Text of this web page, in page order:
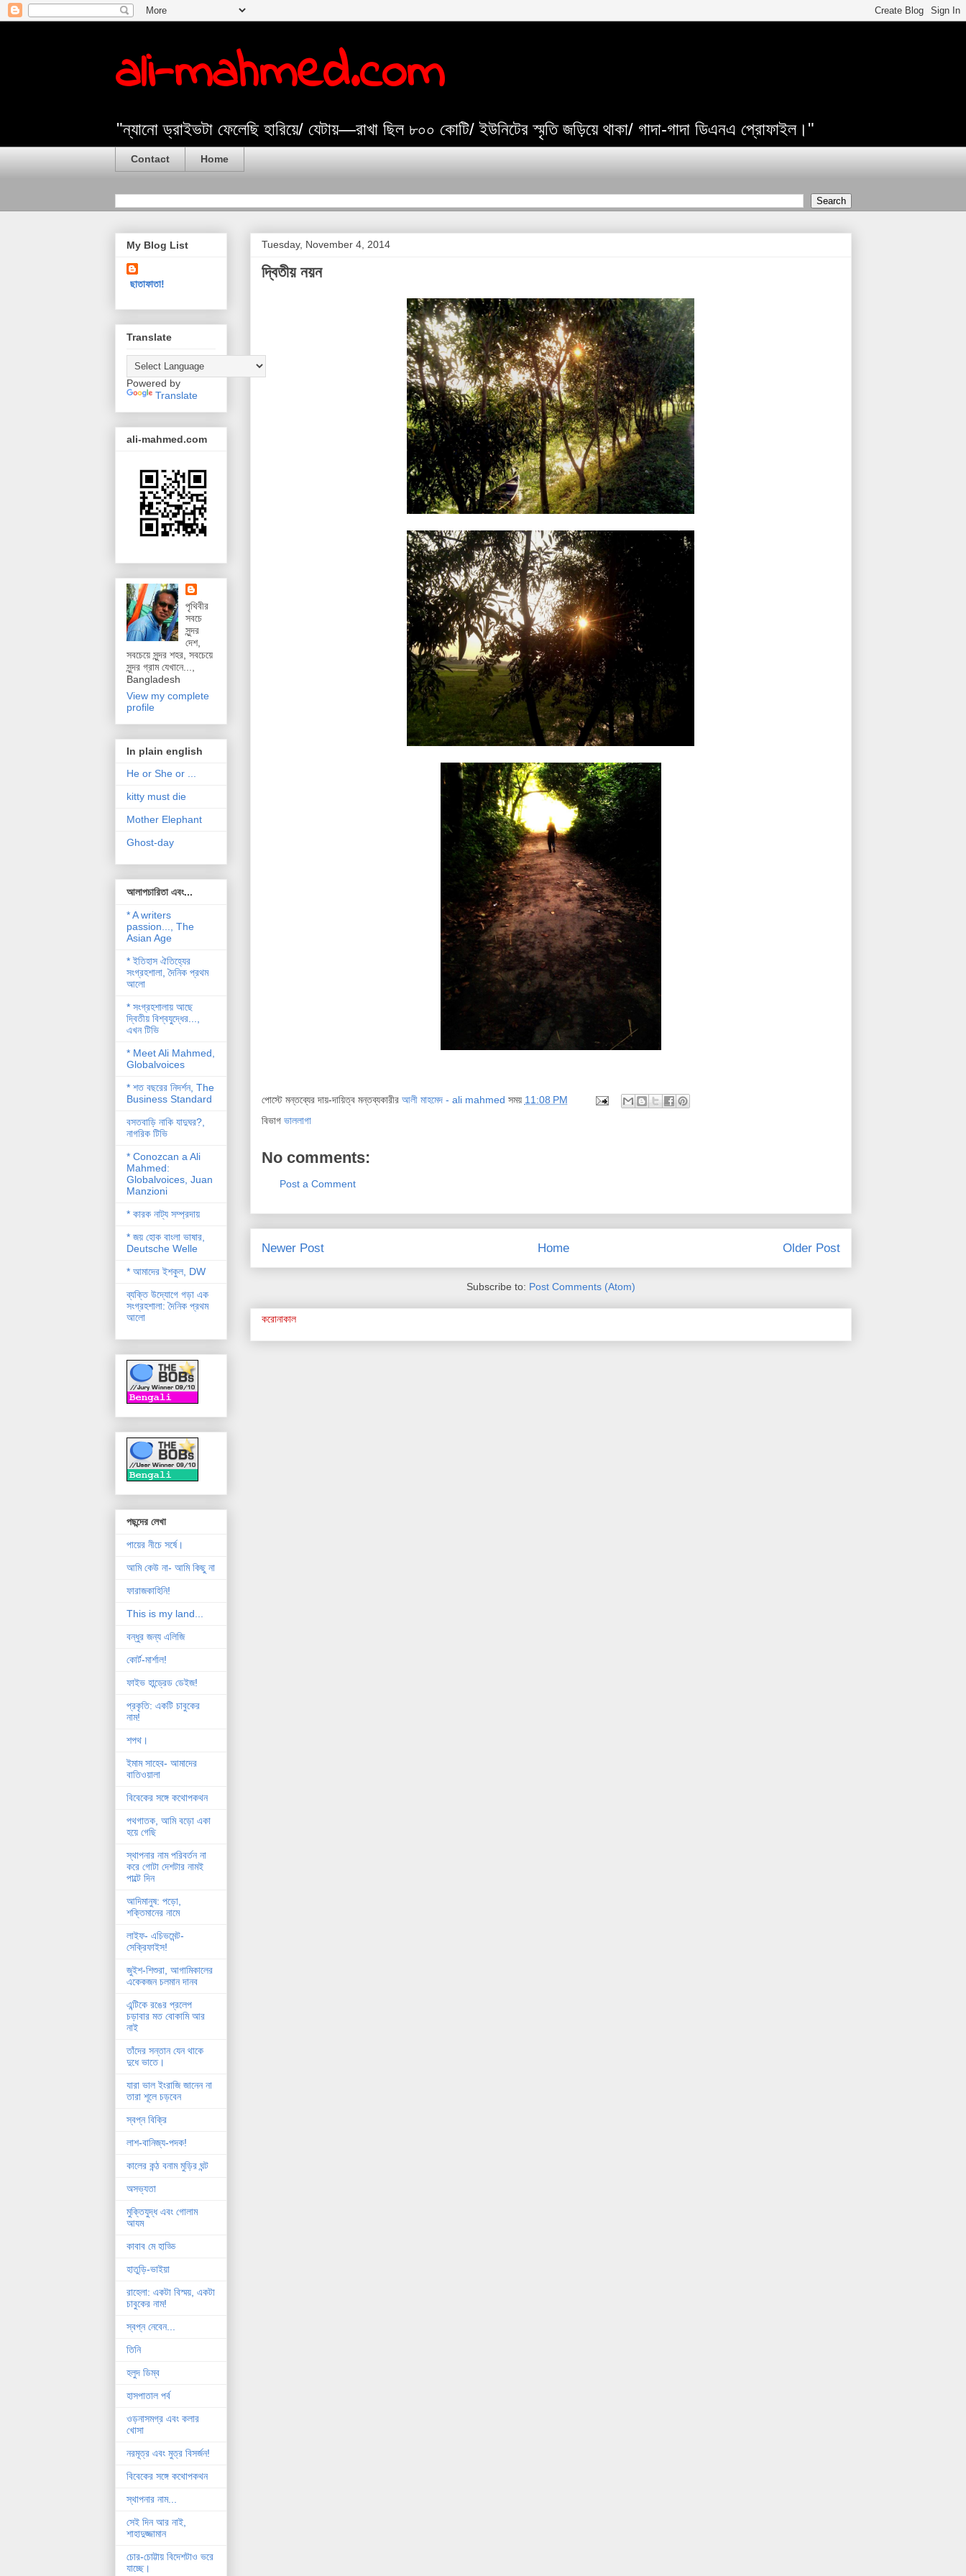
ali-mahmed.com
"ন্যানো ড্রাইভটা ফেলেছি হারিয়ে/ যেটায়—রাখা ছিল ৮০০ কোটি/ ইউনিটের স্মৃতি জড়িয়ে থাকা/ গাদা-গাদা ডিএনএ প্রোফাইল।"
Contact Home
Tuesday, November 4, 2014
দ্বিতীয় নয়ন
পোস্টে মন্তব্যের দায়-দায়িত্ব মন্তব্যকারীর আলী মাহমেদ - ali mahmed সময় 11:08 PM
বিভাগ ভাললাগা
No comments:
Post a Comment
Newer Post Older Post
Home
Subscribe to: Post Comments (Atom)
করোনাকাল
My Blog List
ছাতাফাতা!
Translate
Powered by
Translate
ali-mahmed.com
পৃথিবীর
সবচে
সুন্দর
দেশ,
সবচেয়ে সুন্দর শহর, সবচেয়ে
সুন্দর গ্রাম যেখানে...,
Bangladesh
View my complete
profile
In plain english
He or She or ...
kitty must die
Mother Elephant
Ghost-day
আলাপচারিতা এবং...
* A writers
passion..., The
Asian Age
* ইতিহাস ঐতিহ্যের
সংগ্রহশালা, দৈনিক প্রথম
আলো
* সংগ্রহশালায় আছে
দ্বিতীয় বিশ্বযু্দ্ধের...,
এখন টিভি
* Meet Ali Mahmed,
Globalvoices
* শত বছরের নিদর্শন, The
Business Standard
বসতবাড়ি নাকি যাদুঘর?,
নাগরিক টিভি
* Conozcan a Ali
Mahmed:
Globalvoices, Juan
Manzioni
* কারক নাট্য সম্প্রদায়
* জয় হোক বাংলা ভাষার,
Deutsche Welle
* আমাদের ইশকুল, DW
ব্যক্তি উদ্যোগে গড়া এক
সংগ্রহশালা: দৈনিক প্রথম
আলো
পছন্দের লেখা
পায়ের নীচে সর্ষে।
আমি কেউ না- আমি কিছু না
ফারাজকাহিনি!
This is my land...
বন্ধুর জন্য এলিজি
কোর্ট-মার্শাল!
ফাইভ হান্ড্রেড ডেইজ!
প্রকৃতি: একটি চাবুকের
নাম!
শপথ।
ইমাম সাহেব- আমাদের
বাতিওয়ালা
বিবেকের সঙ্গে কথোপকথন
পথগাতক, আমি বড়ো একা
হয়ে গেছি
স্থাপনার নাম পরিবর্তন না
করে গোটা দেশটার নামই
পাল্টে দিন
আদিমানুষ: পড়ো,
শক্তিমানের নামে
লাইফ- এচিভমেন্ট-
সেক্রিফাইস!
জুইশ-শিশুরা, আগামিকালের
একেকজন চলমান দানব
এন্টিকে রঙের প্রলেপ
চড়াবার মত বোকামি আর
নাই
তাঁদের সন্তান যেন থাকে
দুধে ভাতে।
যারা ভাল ইংরাজি জানেন না
তারা শূলে চড়বেন
স্বপ্ন বিক্রি
লাশ-বানিজ্য-পদক!
কালের কন্ঠ বনাম মুড়ির ঘন্ট
অসভ্যতা
মুক্তিযুদ্ধ এবং গোলাম
আযম
কাবাব মে হাড্ডি
হাতুড়ি-ভাইয়া
রাহেলা: একটা বিস্ময়, একটা
চাবুকের নাম!
স্বপ্ন নেবেন...
তিনি
হলুদ ডিম্ব
হাসপাতাল পর্ব
ওড়নাসমগ্র এবং কলার
খোসা
নরমূত্র এবং মুত্র বিসর্জন!
বিবেকের সঙ্গে কথোপকথন
স্থাপনার নাম...
সেই দিন আর নাই,
শাহাদুজ্জামান
চোর-চোট্টায় বিদেশটাও ভরে
যাচ্ছে।